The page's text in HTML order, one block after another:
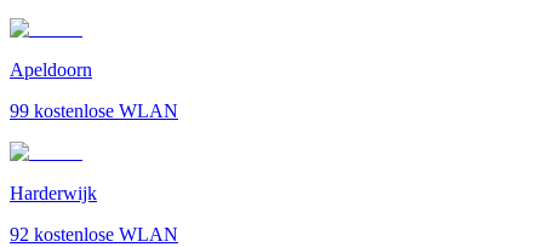
Apeldoorn
99 kostenlose WLAN
Harderwijk
92 kostenlose WLAN